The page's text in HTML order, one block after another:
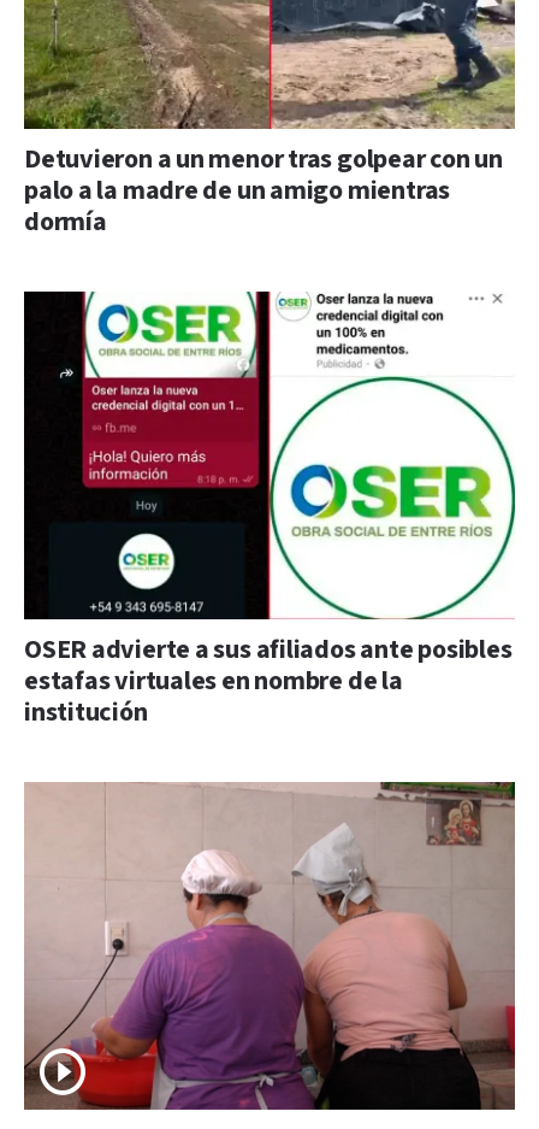
Detuvieron a un menor tras golpear con un
palo a la madre de un amigo mientras
dormía
OSER advierte a sus afiliados ante posibles
estafas virtuales en nombre de la
institución